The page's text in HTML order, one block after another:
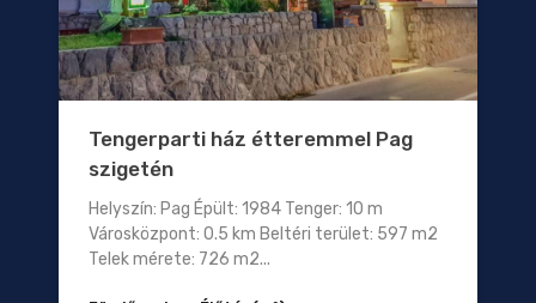
Tengerparti ház étteremmel Pag
szigetén
Helyszín: Pag Épült: 1984 Tenger: 10 m
Városközpont: 0.5 km Beltéri terület: 597 m2
Telek mérete: 726 m2...